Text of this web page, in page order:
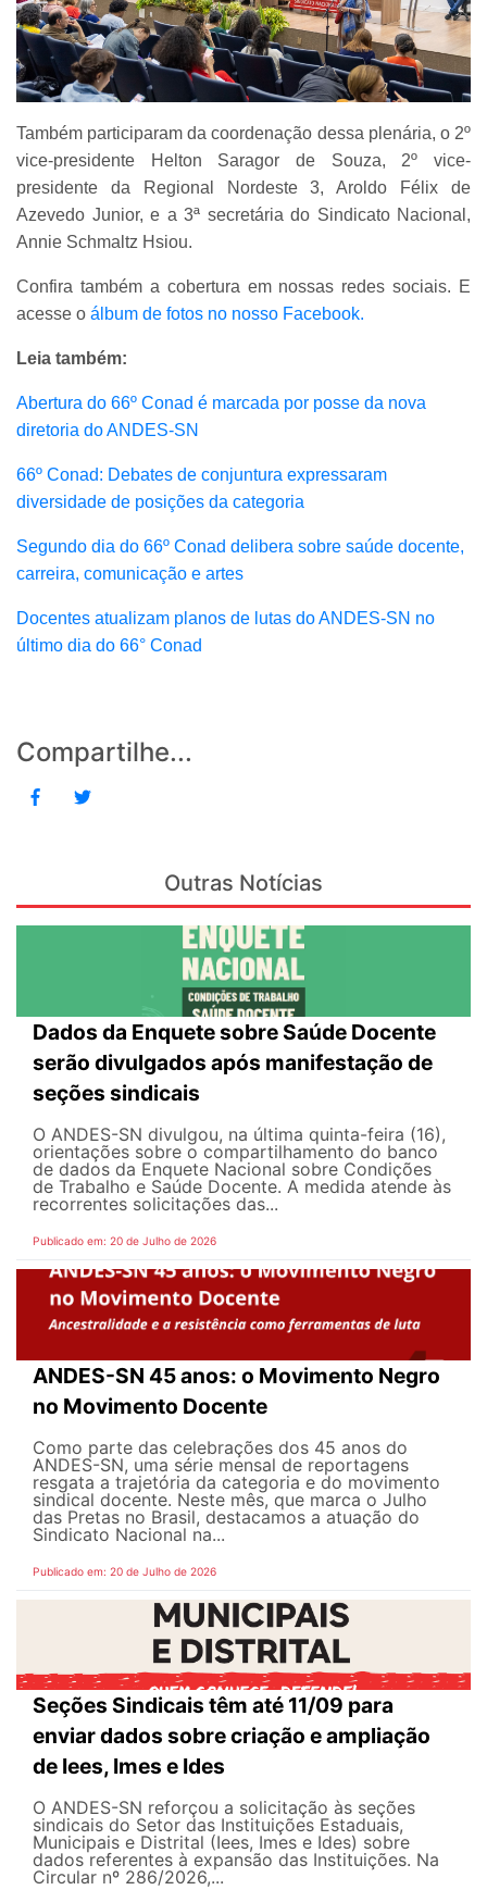
Também participaram da coordenação dessa plenária, o 2º
vice-presidente Helton Saragor de Souza, 2º vice-
presidente da Regional Nordeste 3, Aroldo Félix de
Azevedo Junior, e a 3ª secretária do Sindicato Nacional,
Annie Schmaltz Hsiou.
Confira também a cobertura em nossas redes sociais. E
acesse o álbum de fotos no nosso Facebook.
Leia também:
Abertura do 66º Conad é marcada por posse da nova
diretoria do ANDES-SN
66º Conad: Debates de conjuntura expressaram
diversidade de posições da categoria
Segundo dia do 66º Conad delibera sobre saúde docente,
carreira, comunicação e artes
Docentes atualizam planos de lutas do ANDES-SN no
último dia do 66° Conad
Compartilhe...
Outras Notícias
Dados da Enquete sobre Saúde Docente
serão divulgados após manifestação de
seções sindicais
O ANDES-SN divulgou, na última quinta-feira (16),
orientações sobre o compartilhamento do banco
de dados da Enquete Nacional sobre Condições
de Trabalho e Saúde Docente. A medida atende às
recorrentes solicitações das...
Publicado em: 20 de Julho de 2026
ANDES-SN 45 anos: o Movimento Negro
no Movimento Docente
Como parte das celebrações dos 45 anos do
ANDES-SN, uma série mensal de reportagens
resgata a trajetória da categoria e do movimento
sindical docente. Neste mês, que marca o Julho
das Pretas no Brasil, destacamos a atuação do
Sindicato Nacional na...
Publicado em: 20 de Julho de 2026
Seções Sindicais têm até 11/09 para
enviar dados sobre criação e ampliação
de Iees, Imes e Ides
O ANDES-SN reforçou a solicitação às seções
sindicais do Setor das Instituições Estaduais,
Municipais e Distrital (Iees, Imes e Ides) sobre
dados referentes à expansão das Instituições. Na
Circular nº 286/2026,...